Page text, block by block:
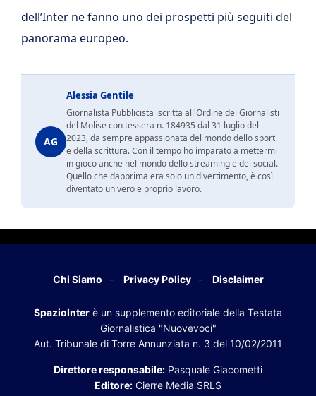
dell’Inter ne fanno uno dei prospetti più seguiti del
panorama europeo.
AG
Alessia Gentile
Giornalista Pubblicista iscritta all'Ordine dei Giornalisti
del Molise con tessera n. 184935 dal 31 luglio del
2023, da sempre appassionata del mondo dello sport
e della scrittura. Con il tempo ho imparato a mettermi
in gioco anche nel mondo dello streaming e dei social.
Quello che dapprima era solo un divertimento, è così
diventato un vero e proprio lavoro.
Chi Siamo Privacy Policy Disclaimer
SpazioInter è un supplemento editoriale della Testata
Giornalistica "Nuovevoci"
Aut. Tribunale di Torre Annunziata n. 3 del 10/02/2011
Direttore responsabile: Pasquale Giacometti
Editore: Cierre Media SRLS